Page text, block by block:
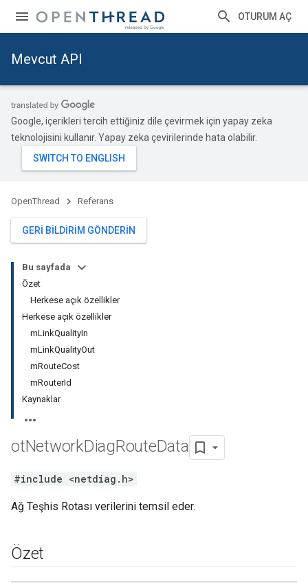
OTURUM AÇ
Mevcut API
Google, içerikleri tercih ettiğiniz dile çevirmek için yapay zeka
teknolojisini kullanır. Yapay zeka çevirilerinde hata olabilir.
OpenThread Referans
GERI BILDIRIM GÖNDERIN
Bu sayfada
Özet
Herkese açık özellikler
Herkese açık özellikler
mLinkQualityIn
mLinkQualityOut
mRouteCost
mRouterId
Kaynaklar
otNetworkDiagRouteData
#include <netdiag.h>
Ağ Teşhis Rotası verilerini temsil eder.
Özet